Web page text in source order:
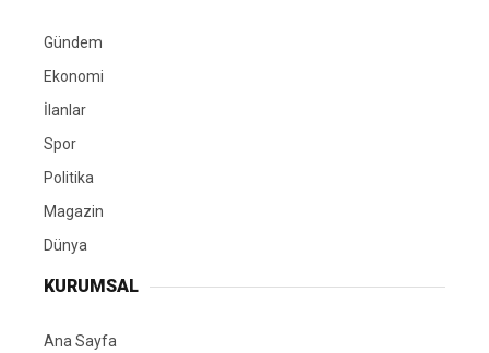
Gündem
Ekonomi
İlanlar
Spor
Politika
Magazin
Dünya
KURUMSAL
Ana Sayfa